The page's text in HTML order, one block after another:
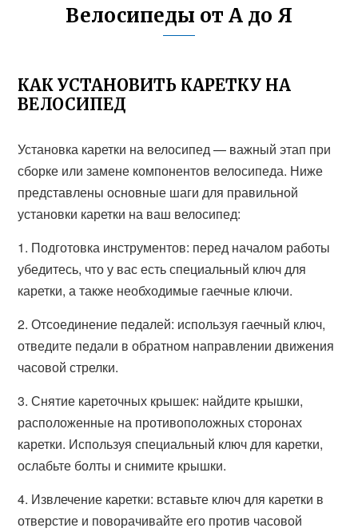
Велосипеды от А до Я
КАК УСТАНОВИТЬ КАРЕТКУ НА
ВЕЛОСИПЕД
Установка каретки на велосипед — важный этап при
сборке или замене компонентов велосипеда. Ниже
представлены основные шаги для правильной
установки каретки на ваш велосипед:
1. Подготовка инструментов: перед началом работы
убедитесь, что у вас есть специальный ключ для
каретки, а также необходимые гаечные ключи.
2. Отсоединение педалей: используя гаечный ключ,
отведите педали в обратном направлении движения
часовой стрелки.
3. Снятие кареточных крышек: найдите крышки,
расположенные на противоположных сторонах
каретки. Используя специальный ключ для каретки,
ослабьте болты и снимите крышки.
4. Извлечение каретки: вставьте ключ для каретки в
отверстие и поворачивайте его против часовой